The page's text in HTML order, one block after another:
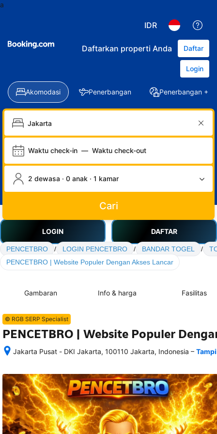
a
IDR
Daftarkan properti Anda Daftar
Login
Akomodasi Penerbangan Penerbangan +
Waktu check-in — Waktu check-out
2 dewasa · 0 anak · 1 kamar
Cari
LOGIN DAFTAR
PENCETBRO / LOGIN PENCETBRO / BANDAR TOGEL /
PENCETBRO | Website Populer Dengan Akses Lancar
Gambaran Info & harga Fasilitas
© RGB SERP Specialist
PENCETBRO | Website Populer
Jakarta Pusat - DKI Jakarta, 100110 Jakarta, Indonesia
semua
rincian
akomodasi
termasuk
nomor
telepon
–